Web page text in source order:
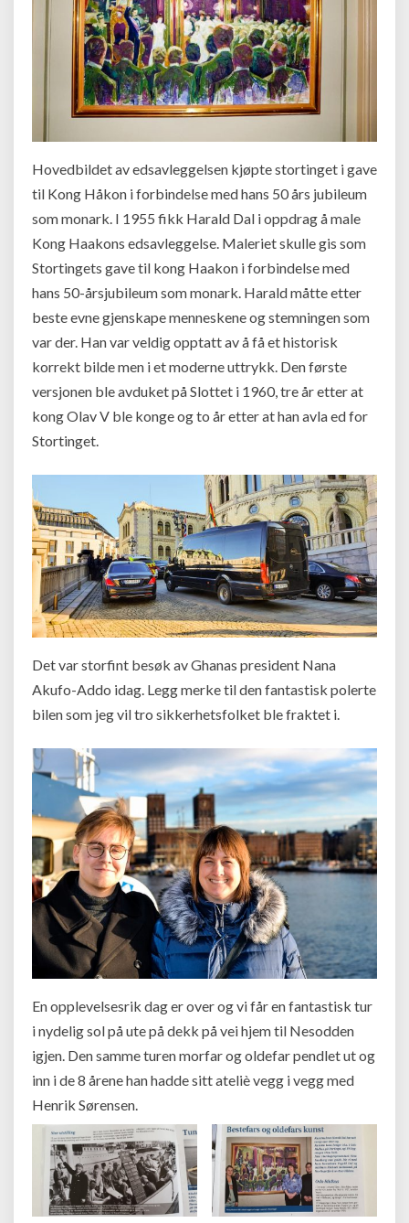
Hovedbildet av edsavleggelsen kjøpte stortinget i gave
til Kong Håkon i forbindelse med hans 50 års jubileum
som monark. I 1955 fikk Harald Dal i oppdrag å male
Kong Haakons edsavleggelse. Maleriet skulle gis som
Stortingets gave til kong Haakon i forbindelse med
hans 50-årsjubileum som monark. Harald måtte etter
beste evne gjenskape menneskene og stemningen som
var der. Han var veldig opptatt av å få et historisk
korrekt bilde men i et moderne uttrykk. Den første
versjonen ble avduket på Slottet i 1960, tre år etter at
kong Olav V ble konge og to år etter at han avla ed for
Stortinget.
Det var storfint besøk av Ghanas president Nana
Akufo-Addo idag. Legg merke til den fantastisk polerte
bilen som jeg vil tro sikkerhetsfolket ble fraktet i.
En opplevelsesrik dag er over og vi får en fantastisk tur
i nydelig sol på ute på dekk på vei hjem til Nesodden
igjen. Den samme turen morfar og oldefar pendlet ut og
inn i de 8 årene han hadde sitt ateliè vegg i vegg med
Henrik Sørensen.